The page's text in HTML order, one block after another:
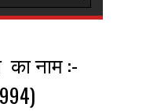
का नाम :-